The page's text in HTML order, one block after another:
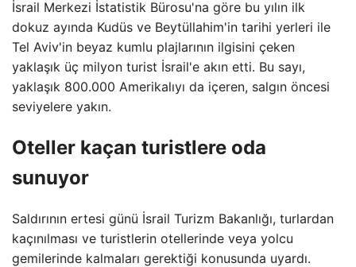
İsrail Merkezi İstatistik Bürosu'na göre bu yılın ilk
dokuz ayında Kudüs ve Beytüllahim'in tarihi yerleri ile
Tel Aviv'in beyaz kumlu plajlarının ilgisini çeken
yaklaşık üç milyon turist İsrail'e akın etti. Bu sayı,
yaklaşık 800.000 Amerikalıyı da içeren, salgın öncesi
seviyelere yakın.
Oteller kaçan turistlere oda
sunuyor
Saldırının ertesi günü İsrail Turizm Bakanlığı, turlardan
kaçınılması ve turistlerin otellerinde veya yolcu
gemilerinde kalmaları gerektiği konusunda uyardı.